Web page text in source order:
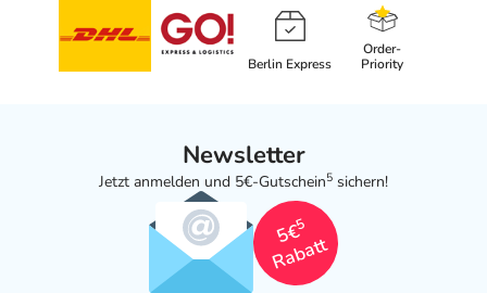
Berlin Express
Order-
Priority
Newsletter
Jetzt anmelden und 5€-Gutschein5 sichern!
5€
5
Rabatt